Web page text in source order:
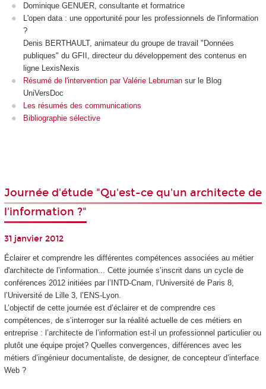
Dominique GENUER, consultante et formatrice
L'open data : une opportunité pour les professionnels de l'information
?
Denis BERTHAULT, animateur du groupe de travail "Données
publiques" du GFII, directeur du développement des contenus en
ligne LexisNexis
Résumé de l'intervention par Valérie Lebruman sur le Blog
UniVersDoc
Les résumés des communications
Bibliographie sélective
Journée d'étude "Qu'est-ce qu'un architecte de
l'information ?"
31 janvier 2012
Éclairer et comprendre les différentes compétences associées au métier
d'architecte de l’information... Cette journée s’inscrit dans un cycle de
conférences 2012 initiées par l’INTD-Cnam, l’Université de Paris 8,
l’Université de Lille 3, l’ENS-Lyon.
L’objectif de cette journée est d’éclairer et de comprendre ces
compétences, de s’interroger sur la réalité actuelle de ces métiers en
entreprise : l’architecte de l’information est-il un professionnel particulier ou
plutôt une équipe projet? Quelles convergences, différences avec les
métiers d’ingénieur documentaliste, de designer, de concepteur d’interface
Web ?